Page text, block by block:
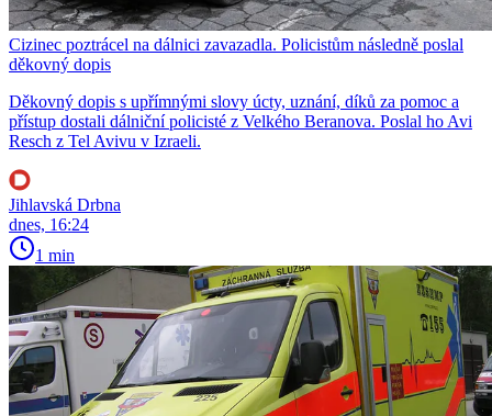
Cizinec poztrácel na dálnici zavazadla. Policistům následně poslal
děkovný dopis
Děkovný dopis s upřímnými slovy úcty, uznání, díků za pomoc a
přístup dostali dálniční policisté z Velkého Beranova. Poslal ho Avi
Resch z Tel Avivu v Izraeli.
Jihlavská Drbna
dnes, 16:24
1 min